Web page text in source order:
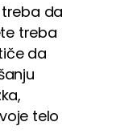
da
treba
da
telo